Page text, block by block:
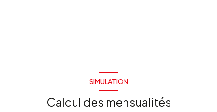
SIMULATION
Calcul des mensualités